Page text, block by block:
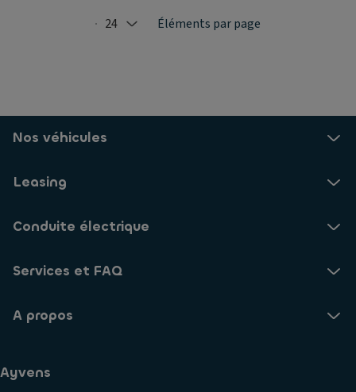
Selected: 24
24 Éléments par page
Nos véhicules
Leasing
Conduite électrique
Services et FAQ
A propos
Ayvens